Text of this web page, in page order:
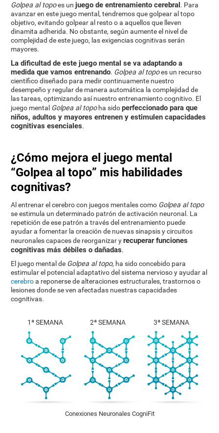
Golpea al topoes unjuego de entrenamiento cerebral. Para
avanzar en este juego mental, tendremos que golpear al topo
objetivo, evitando golpear al resto o a aquellos que lleven
dinamita adherida. No obstante, según aumente el nivel de
complejidad de este juego, las exigencias cognitivas serán
mayores.
La dificultad de este juego mental se va adaptando a
medida que vamos entrenando. Golpea al topoes un recurso
científico diseñado para medir continuamente nuestro
desempeño y regular de manera automática la complejidad de
las tareas, optimizando así nuestro entrenamiento cognitivo. El
juego mental Golpea al topoha sidoperfeccionado para que
niños, adultos y mayores entrenen y estimulen capacidades
cognitivas esenciales.
¿Cómo mejora el juego mental
“Golpea al topo” mis habilidades
cognitivas?
Al entrenar el cerebro con juegos mentales como Golpea al topo
se estimula un determinado patrón de activación neuronal. La
repetición de ese patrón a través del entrenamiento puede
ayudar a fomentar la creación de nuevas sinapsis y circuitos
neuronales capaces de reorganizar yrecuperar funciones
cognitivas más débiles o dañadas.
El juego mental de Golpea al topo, ha sido concebido para
estimular el potencial adaptativo del sistema nervioso y ayudar al
cerebroa reponerse de alteraciones estructurales, trastornos o
lesiones donde se ven afectadas nuestras capacidades
cognitivas.
1ª SEMANA 2ª SEMANA 3ª SEMANA
Conexiones Neuronales CogniFit